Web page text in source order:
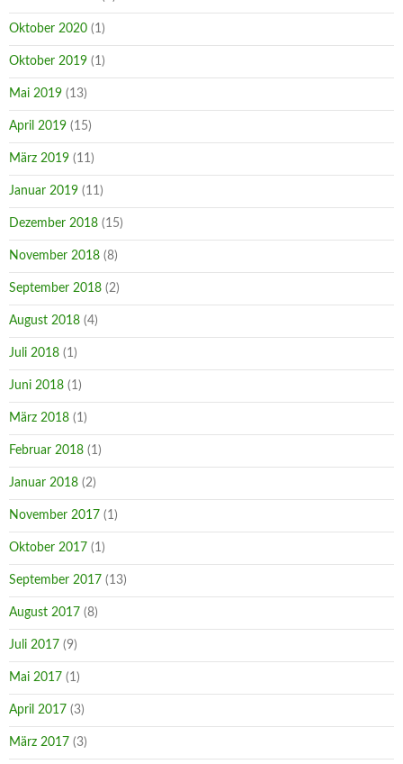
Oktober 2020 (1)
Oktober 2019 (1)
Mai 2019 (13)
April 2019 (15)
März 2019 (11)
Januar 2019 (11)
Dezember 2018 (15)
November 2018 (8)
September 2018 (2)
August 2018 (4)
Juli 2018 (1)
Juni 2018 (1)
März 2018 (1)
Februar 2018 (1)
Januar 2018 (2)
November 2017 (1)
Oktober 2017 (1)
September 2017 (13)
August 2017 (8)
Juli 2017 (9)
Mai 2017 (1)
April 2017 (3)
März 2017 (3)